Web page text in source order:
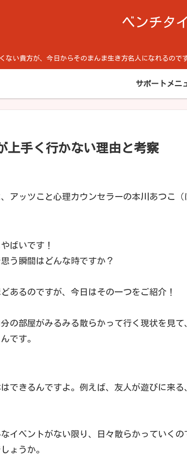
ベンチタ
ない貴方が、今日からそのまんま生き方名人になれるの
サポートメニ
上手く行かない理由と考察
アッツこと心理カウンセラーの本川あつこ
ばいです！
う瞬間はどんな時ですか？
あるのですが、今日はその一つをご紹介！
の部屋がみるみる散らかって行く現状を見て
です。
できるんですよ。例えば、友人が遊びに来る
イベントがない限り、日々散らかっていくの
ょうか。